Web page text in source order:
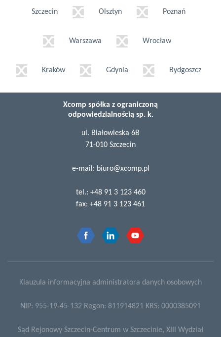
Szczecin Olsztyn Poznań
Warszawa Wrocław
Kraków Gdynia Bydgoszcz
Xcomp spółka z ograniczoną
odpowiedzialnością sp. k.
ul. Białowieska 6B
71-010 Szczecin
e-mail: biuro@xcomp.pl
tel.: +48 91 3 123 460
fax: +48 91 3 123 461
Klauzula informacyjna administratora danych osobowych
NIP: 955-19-45-132 Regon: 811914821 KRS: 0000385091
Sąd Rejonowy Szczecin-Centrum w Szczecinie, XIII Wydział